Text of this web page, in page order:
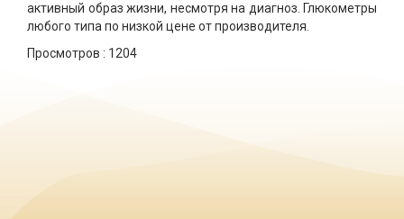
активный образ жизни, несмотря на диагноз. Глюкометры
любого типа по низкой цене от производителя.
Просмотров : 1204